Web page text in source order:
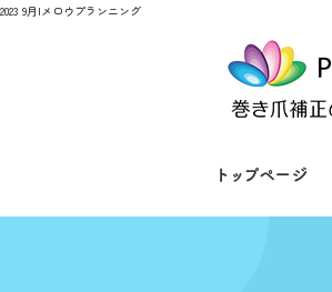
2023 9月|メロウプランニング